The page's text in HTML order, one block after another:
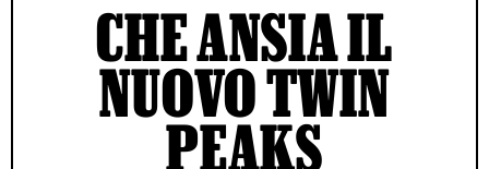
CHE ANSIA IL
NUOVO TWIN
PEAKS